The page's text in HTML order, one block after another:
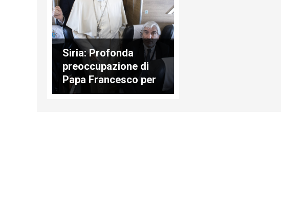
Siria: Profonda
preoccupazione di
Papa Francesco per
la situazione